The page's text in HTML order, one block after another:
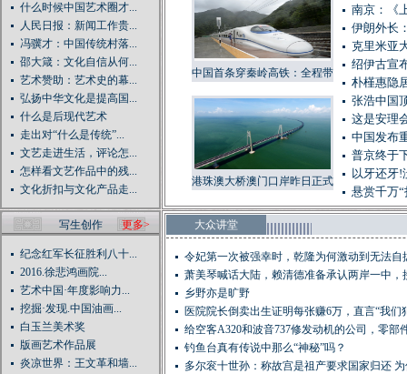
什么时候中国艺术圈才...
人民日报：新闻工作贵...
冯骥才：中国传统村落...
邵大箴：文化自信从何...
艺术赞助：艺术史的幕...
弘扬中华文化是提高国...
什么是后现代艺术
走出对“什么是传统”...
文艺走进生活，评论怎...
怎样看文艺作品中的残...
文化折扣与文化产品走...
中国首条穿秦岭高铁：全程带
或隧道里
港珠澳大桥澳门口岸昨日正式
南京：《
伊朗外长
克里米亚
绍伊古宣
朴槿惠隐
张浩中国
这是安理
中国发布
普京终于
以牙还牙!
悬赏千万
写生创作 更多>
纪念红军长征胜利八十...
2016.徐悲鸿画院...
艺术中国·年度影响力...
挖掘·发现.中国油画...
白玉兰美术奖
版画艺术作品展
炎凉世界：王文革和墙...
大众讲堂
令妃第一次被强幸时，乾隆为何激动到无法自
萧美琴喊话大陆，赖清德准备承认两岸一中，
是...乡野亦是旷野
医院院长倒卖出生证明每张赚6万，直言“我们
死...给空客A320和波音737修发动机的公司，零部
钓鱼台真有传说中那么“神秘”吗？
多尔衮十世孙：称故宫是祖产要求国家归还